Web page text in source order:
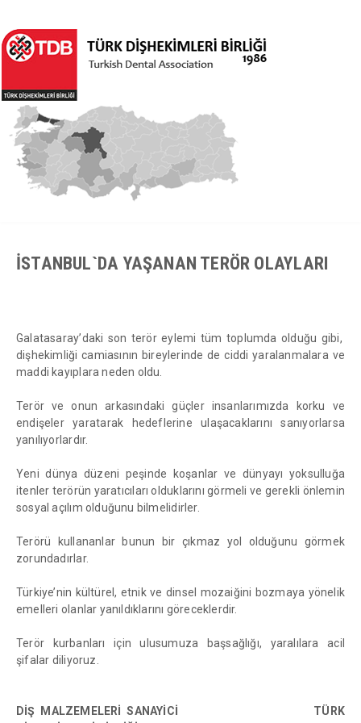
İSTANBUL`DA YAŞANAN TERÖR OLAYLARI
Galatasaray’daki son terör eylemi tüm toplumda olduğu gibi,
dişhekimliği camiasının bireylerinde de ciddi yaralanmalara ve
maddi kayıplara neden oldu.
Terör ve onun arkasındaki güçler insanlarımızda korku ve
endişeler yaratarak hedeflerine ulaşacaklarını sanıyorlarsa
yanılıyorlardır.
Yeni dünya düzeni peşinde koşanlar ve dünyayı yoksulluğa
itenler terörün yaratıcıları olduklarını görmeli ve gerekli önlemin
sosyal açılım olduğunu bilmelidirler.
Terörü kullananlar bunun bir çıkmaz yol olduğunu görmek
zorundadırlar.
Türkiye’nin kültürel, etnik ve dinsel mozaiğini bozmaya yönelik
emelleri olanlar yanıldıklarını göreceklerdir.
Terör kurbanları için ulusumuza başsağlığı, yaralılara acil
şifalar diliyoruz.
DİŞ MALZEMELERİ SANAYİCİ TÜRK